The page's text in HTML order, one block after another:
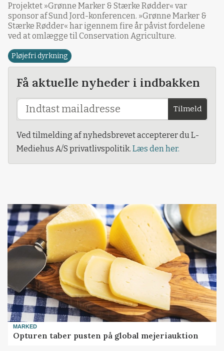
Projektet »Grønne Marker & Stærke Rødder« var
sponsor af Sund Jord-konferencen. »Grønne Marker &
Stærke Rødder« har igennem fire år påvist fordelene
ved at omlægge til Conservation Agriculture.
Pløjefri dyrkning
Få aktuelle nyheder i indbakken
Tilmeld
Ved tilmelding af nyhedsbrevet accepterer du L-
Mediehus A/S privatlivspolitik. Læs den her.
MARKED
Opturen taber pusten på global mejeriauktion